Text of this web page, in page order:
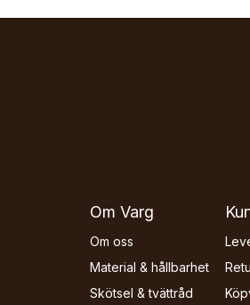
Om Varg
Om oss
Material & hållbarhet
Skötsel & tvättråd